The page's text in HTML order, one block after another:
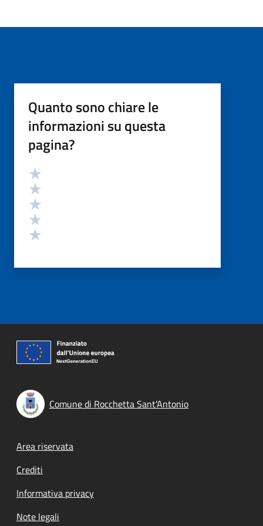
Quanto sono chiare le
informazioni su questa
pagina?
Valutazione
Comune di Rocchetta Sant'Antonio
Footer menu
Area riservata
Crediti
Informativa privacy
Note legali